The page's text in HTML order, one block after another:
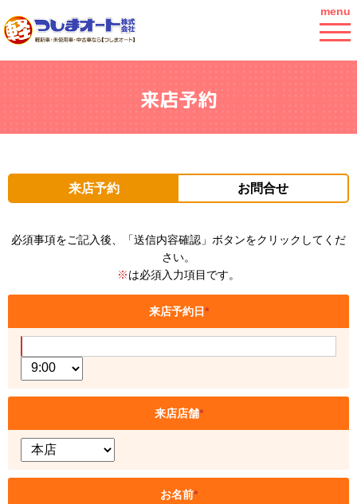
menu
来店予約
来店予約 お問合せ
必須事項をご記入後、「送信内容確認」ボタンをクリックしてくだ
さい。
※は必須入力項目です。
来店予約日*
来店店舗*
お名前*